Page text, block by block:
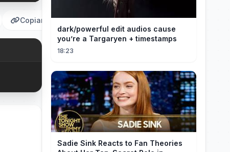
Copiar
dark/powerful edit audios cause
you’re a Targaryen + timestamps
18:23
Sadie Sink Reacts to Fan Theories